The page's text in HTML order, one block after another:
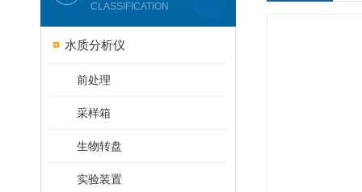
CLASSIFICATION
水质分析仪
前处理
采样箱
生物转盘
实验装置